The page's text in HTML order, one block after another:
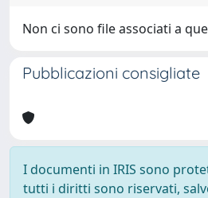
Non ci sono file associati a
Pubblicazioni consigliate
I documenti in IRIS sono
tutti i diritti sono riservati,